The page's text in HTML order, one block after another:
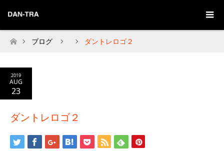
Home
ブログ ダントレロゴ２
2019
AUG
23
ダントレロゴ２